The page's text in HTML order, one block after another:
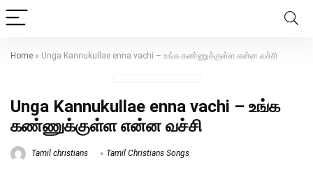
Home » Unga Kannukullae enna vachi – உங்க கண்ணுக்குள்ள என்ன வச்சி
Unga Kannukullae enna vachi – உங்க
கண்ணுக்குள்ள என்ன வச்சி
Tamil christians Tamil Christians Songs